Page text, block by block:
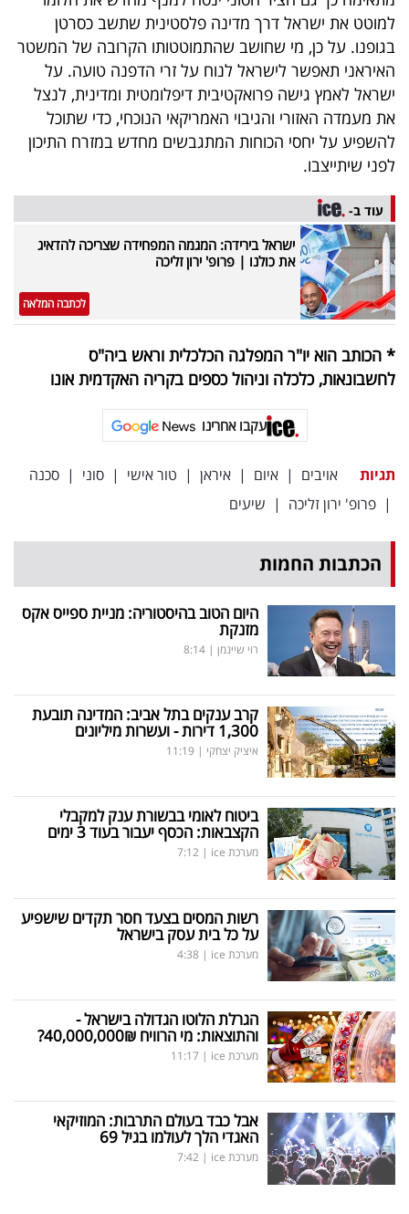
למוטט את ישראל דרך מדינה פלסטינית שתשב כסרטן
בגופנו. על כן, מי שחושב שהתמוטטותו הקרובה של המשטר
האיראני תאפשר לישראל לנוח על זרי הדפנה טועה. על
ישראל לאמץ גישה פרואקטיבית דיפלומטית ומדינית, לנצל
את מעמדה האזורי והגיבוי האמריקאי הנוכחי, כדי שתוכל
להשפיע על יחסי הכוחות המתגבשים מחדש במזרח התיכון
לפני שיתייצבו.
עוד ב-
ישראל בירידה: המגמה המפחידה שצריכה להדאיג
את כולנו | פרופ' ירון זליכה
לכתבה המלאה
* הכותב הוא יו"ר המפלגה הכלכלית וראש ביה"ס
לחשבונאות, כלכלה וניהול כספים בקריה האקדמית אונו
עקבו אחרינו
תגיות אויבים | איום | איראן | טור אישי | סוני | סכנה
| פרופ' ירון זליכה | שיעים
הכתבות החמות
היום הטוב בהיסטוריה: מניית ספייס אקס
מזנקת
רוי שיינמן |
8:14
קרב ענקים בתל אביב: המדינה תובעת
1,300 דירות - ועשרות מיליונים
איציק יצחקי |
11:19
ביטוח לאומי בבשורת ענק למקבלי
הקצבאות: הכסף יעבור בעוד 3 ימים
מערכת ice |
7:12
רשות המסים בצעד חסר תקדים שישפיע
על כל בית עסק בישראל
מערכת ice |
4:38
הגרלת הלוטו הגדולה בישראל -
והתוצאות: מי הרוויח 40,000,000₪?
מערכת ice |
11:17
אבל כבד בעולם התרבות: המוזיקאי
האגדי הלך לעולמו בגיל 69
מערכת ice |
7:42